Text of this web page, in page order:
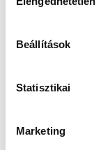
kiválasztása
Beállítások
Statisztikai
Marketing